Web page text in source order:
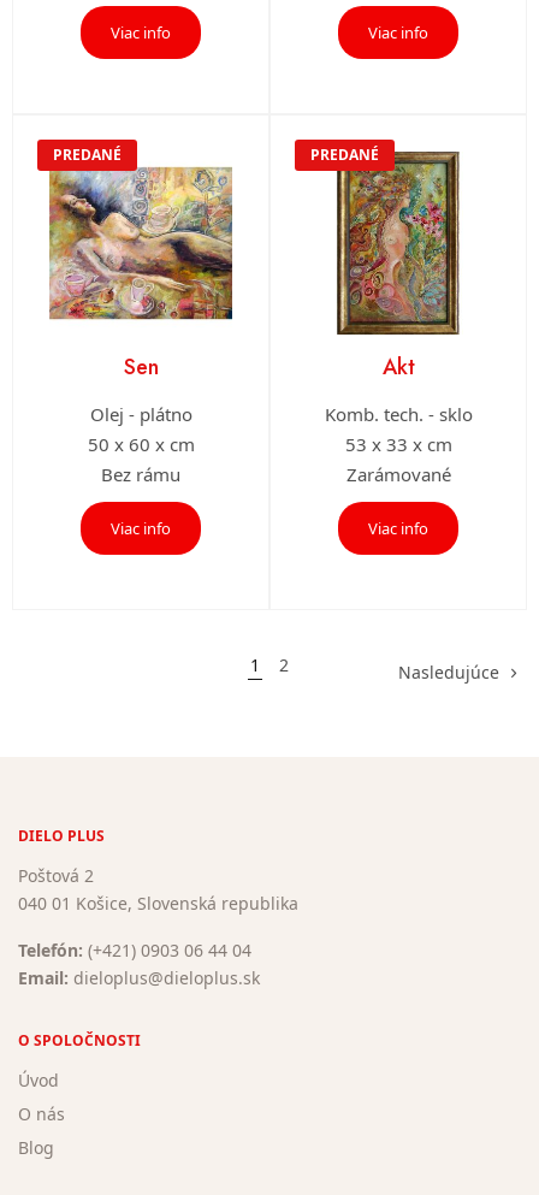
Viac info Viac info
PREDANÉ
Sen
Olej - plátno
50 x 60 x cm
Bez rámu
Viac info
PREDANÉ
Akt
Komb. tech. - sklo
53 x 33 x cm
Zarámované
Viac info
1 2 Nasledujúce
DIELO PLUS
Poštová 2
040 01 Košice, Slovenská republika
Telefón: (+421) 0903 06 44 04
Email: dieloplus@dieloplus.sk
O SPOLOČNOSTI
Úvod
O nás
Blog